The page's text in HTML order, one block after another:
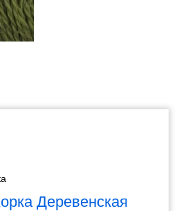
Деревенская